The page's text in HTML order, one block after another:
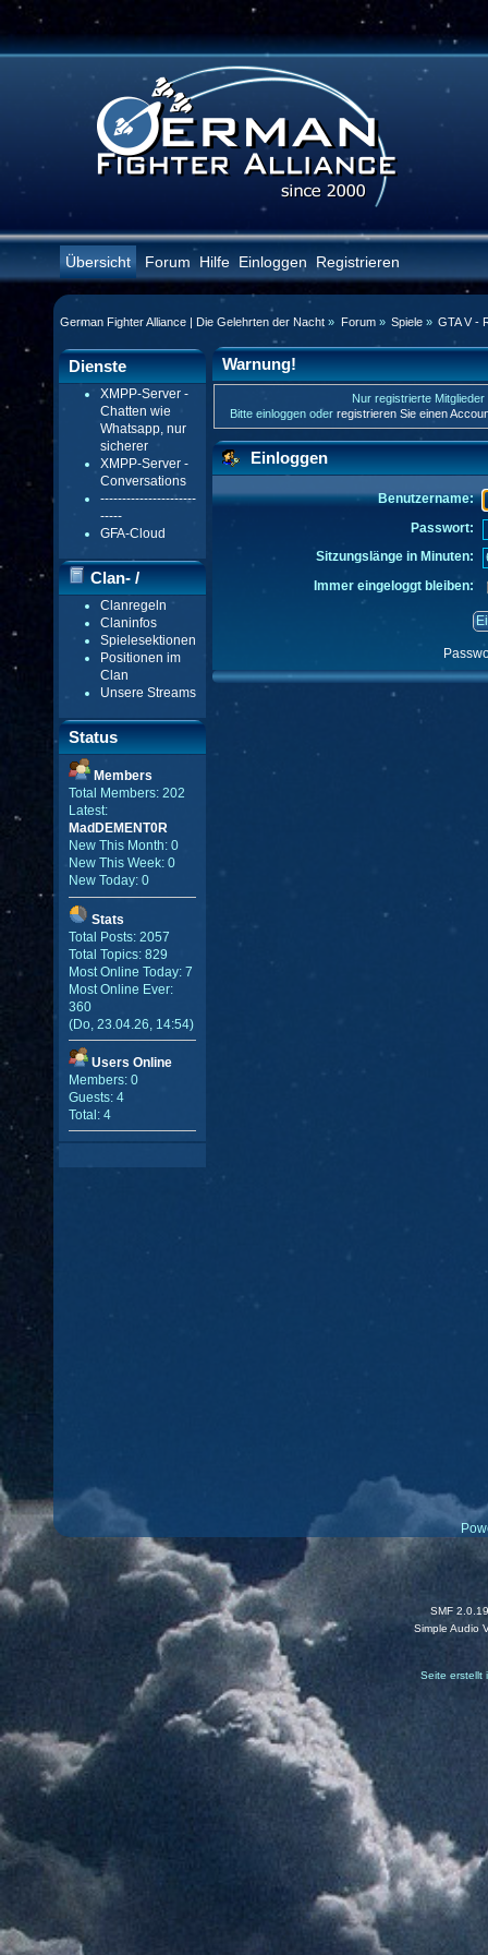
Übersicht Forum Hilfe Einloggen Registrieren
German Fighter Alliance | Die Gelehrten der Nacht » Forum» Spiele» GTA V -
Dienste
XMPP-Server -
Chatten wie
Whatsapp, nur
sicherer
XMPP-Server -
Conversations
----------------------
-----
GFA-Cloud
Clan- /
Gildenmenü
Clanregeln
Claninfos
Spielesektionen
Positionen im
Clan
Unsere Streams
Status
Members
Total Members: 202
Latest:
MadDEMENT0R
New This Month: 0
New This Week: 0
New Today: 0
Stats
Total Posts: 2057
Total Topics: 829
Most Online Today: 7
Most Online Ever:
360
(Do, 23.04.26, 14:54)
Users Online
Members: 0
Guests: 4
Total: 4
Warnung!
Nur registrierte
Bitte einloggen oder registrieren Sie einen
Einloggen
Benutzername:
Passwort:
Sitzungslänge in Minuten:
Immer eingeloggt bleiben:
SMF 2.0.19
Simple Audio
Seite erstellt